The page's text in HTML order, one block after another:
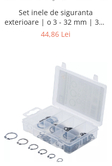
Set inele de siguranta
exterioare | o 3 - 32 mm | 300
piese
44,86 Lei